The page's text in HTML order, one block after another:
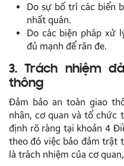
Do sự bố trí các biển
nhất quán.
Do các biện pháp xử
đủ mạnh để răn đe.
3. Trách nhiệm
thông
Đảm bảo an toàn giao
nhân, cơ quan và tổ chức
định rõ ràng tại khoản 4
theo đó việc bảo đảm trật
là trách nhiệm của cơ